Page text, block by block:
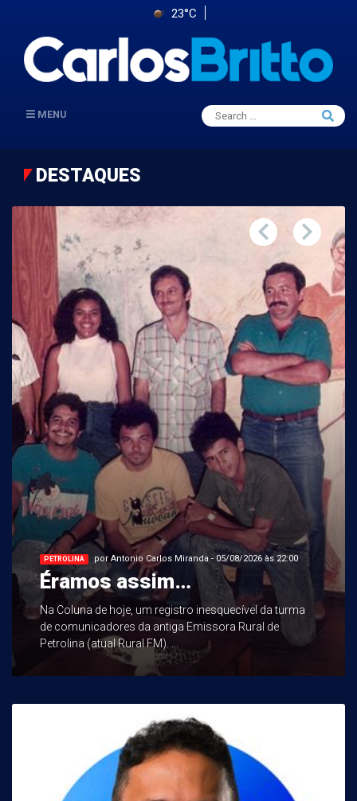
23°C
MENU
Search
for:
Search
DESTAQUES
PETROLINA por Antonio Carlos Miranda - 05/08/2026 às 22:00
Éramos assim…
Na Coluna de hoje, um registro inesquecível da turma
de comunicadores da antiga Emissora Rural de
Petrolina (atual Rural FM). ...